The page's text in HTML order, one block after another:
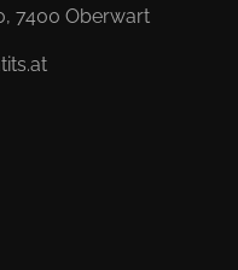
7400 Oberwart